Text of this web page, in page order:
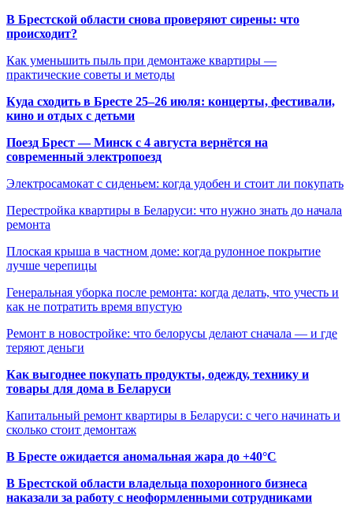
В Брестской области снова проверяют сирены: что
происходит?
Как уменьшить пыль при демонтаже квартиры —
практические советы и методы
Куда сходить в Бресте 25–26 июля: концерты, фестивали,
кино и отдых с детьми
Поезд Брест — Минск с 4 августа вернётся на
современный электропоезд
Электросамокат с сиденьем: когда удобен и стоит ли покупать
Перестройка квартиры в Беларуси: что нужно знать до начала
ремонта
Плоская крыша в частном доме: когда рулонное покрытие
лучше черепицы
Генеральная уборка после ремонта: когда делать, что учесть и
как не потратить время впустую
Ремонт в новостройке: что белорусы делают сначала — и где
теряют деньги
Как выгоднее покупать продукты, одежду, технику и
товары для дома в Беларуси
Капитальный ремонт квартиры в Беларуси: с чего начинать и
сколько стоит демонтаж
В Бресте ожидается аномальная жара до +40°C
В Брестской области владельца похоронного бизнеса
наказали за работу с неоформленными сотрудниками